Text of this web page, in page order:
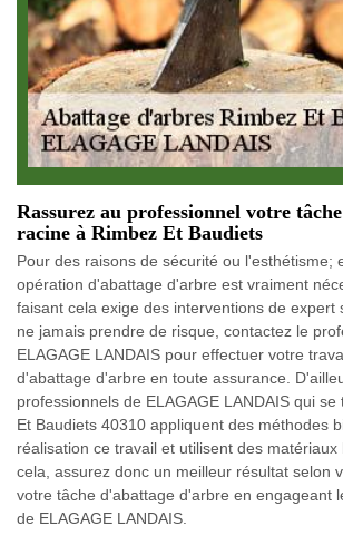
Rassurez au professionnel votre
racine à Rimbez Et Baudiets
Pour des raisons de sécurité ou l'esthétisme;
opération d'abattage d'arbre est vraiment
faisant cela exige des interventions de expert
ne jamais prendre de risque, contactez le
ELAGAGE LANDAIS pour effectuer votre
d'abattage d'arbre en toute assurance.
professionnels de ELAGAGE LANDAIS qui
Et Baudiets 40310 appliquent des méthodes
réalisation ce travail et utilisent des
cela, assurez donc un meilleur résultat selon
votre tâche d'abattage d'arbre en engageant
de ELAGAGE LANDAIS.